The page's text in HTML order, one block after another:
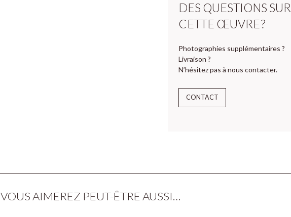
DES QUESTIONS SUR
CETTE ŒUVRE ?
Photographies supplémentaires ?
Livraison ?
N’hésitez pas à nous contacter.
CONTACT
VOUS AIMEREZ PEUT-ÊTRE AUSSI…